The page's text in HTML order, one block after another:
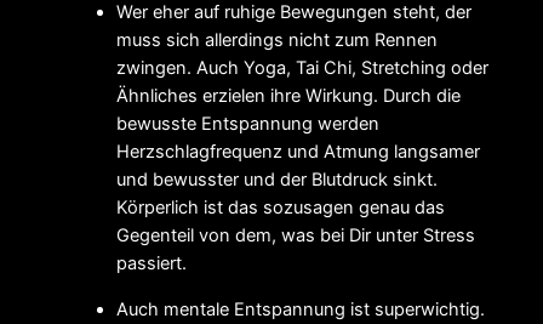
Wer eher auf ruhige Bewegungen steht, der
muss sich allerdings nicht zum Rennen
zwingen. Auch Yoga, Tai Chi, Stretching oder
Ähnliches erzielen ihre Wirkung. Durch die
bewusste Entspannung werden
Herzschlagfrequenz und Atmung langsamer
und bewusster und der Blutdruck sinkt.
Körperlich ist das sozusagen genau das
Gegenteil von dem, was bei Dir unter Stress
passiert.
Auch mentale Entspannung ist superwichtig.